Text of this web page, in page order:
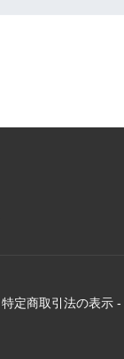
特定商取引法の表示 -